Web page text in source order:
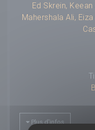
Ed Skrein,
Mahershala Ali,
Plus d'infos